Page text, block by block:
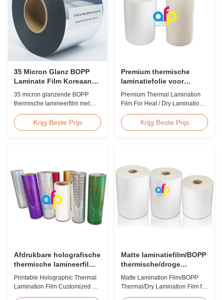
35 Micron Glanz BOPP
Laminate Film Koreaanse
EVA Hoge Snelheid
60m/min
35 micron glanzende BOPP
thermische lamineerfilm met
kleefstof, 2200 mm breed, 60
m/min lamineersnelheid, 92%
Krijg Beste Prijs
Premium thermische
laminatiefolie voor
warm/droog lamineren 12
- 350 micron
Premium Thermal Lamination
Film For Heat / Dry Lamination
Lamination Use Premium
Laminating Roll Thermal
Specification Material BOPP
(Biaxially Oriented
Polypropylene) Film Thickness
Krijg Beste Prijs
Afdrukbare holografische
thermische lamineerfilm
op maat voor
cadeauverpakkingen
Printable Holographic Thermal
Lamination Film Customized For
Matte laminatiefilm/BOPP
thermische/droge
laminatiefilm voor papier
of kunststof
Matte Lamination Film/BOPP
Thermal/Dry Lamination Film for